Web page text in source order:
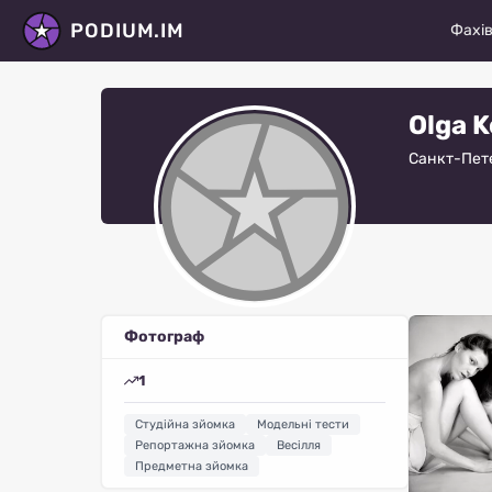
PODIUM.IM
Всі
Olga
Санкт-
Фотограф
1
Студійна зйомка
Модельні тести
Репортажна зйомка
Весілля
Предметна зйомка